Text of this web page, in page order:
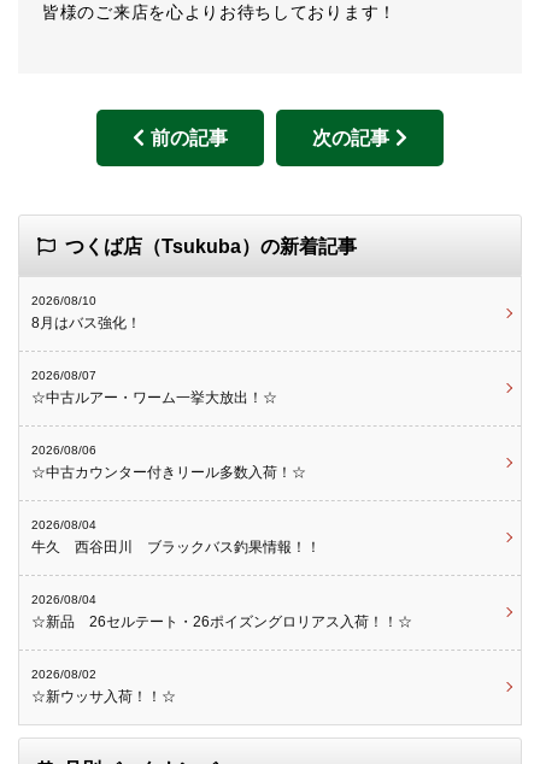
皆様のご来店を心よりお待ちしております！
前の記事 次の記事
つくば店（Tsukuba）の新着記事
2026/08/10
8月はバス強化！
2026/08/07
☆中古ルアー・ワーム一挙大放出！☆
2026/08/06
☆中古カウンター付きリール多数入荷！☆
2026/08/04
牛久 西谷田川 ブラックバス釣果情報！！
2026/08/04
☆新品 26セルテート・26ポイズングロリアス入荷！！☆
2026/08/02
☆新ウッサ入荷！！☆